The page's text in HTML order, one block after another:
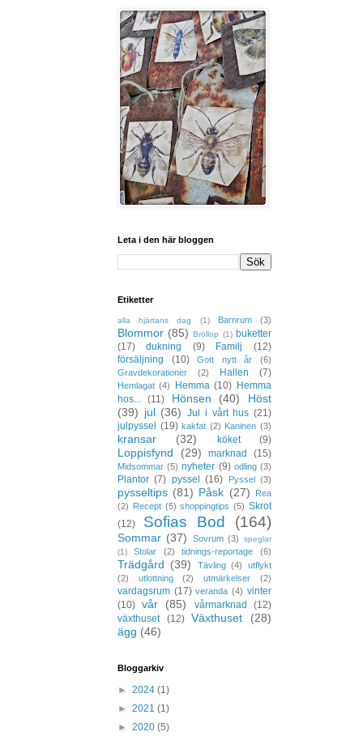
Leta i den här bloggen
Etiketter
alla hjärtans dag (1) Barnrum (3)
Blommor (85) Bröllop (1) buketter
(17)
dukning (9) Familj
(12)
försäljning
(10) Gott nytt år
(6)
Gravdekorationer
(2) Hallen (7)
Hemlagat (4) Hemma (10) Hemma
hos...
(11) Hönsen (40)
Höst
(39) jul (36) Jul i vårt hus (21)
julpyssel
(19) kakfat (2) Kaninen (3)
kransar (32) köket (9)
Loppisfynd (29) marknad (15)
Midsommar (5) nyheter (9) odling (3)
Plantor (7) pyssel (16) Pyssel (3)
pysseltips (81) Påsk (27)
Rea
(2) Recept (5) shoppingtips (5) Skrot
(12)
Sofias Bod (164)
Sommar (37) Sovrum (3)
speglar
(1)
Stolar (2) tidnings-reportage (6)
Trädgård (39) Tävling (4)
utflykt
(2)
utlottning (2) utmärkelser (2)
vardagsrum (17) veranda (4) vinter
(10) vår (85) vårmarknad
(12)
växthuset
(12) Växthuset
(28)
ägg (46)
Bloggarkiv
► 2024 (1)
► 2021 (1)
► 2020 (5)